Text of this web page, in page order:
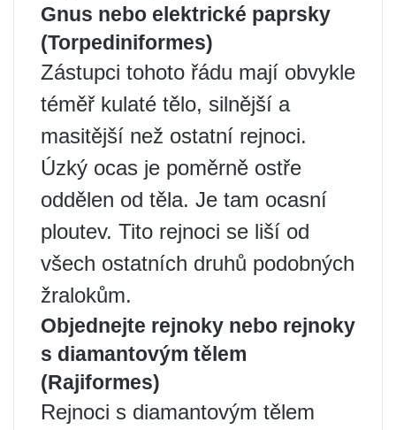
Gnus nebo elektrické paprsky
(Torpediniformes)
Zástupci tohoto řádu mají obvykle
téměř kulaté tělo, silnější a
masitější než ostatní rejnoci.
Úzký ocas je poměrně ostře
oddělen od těla. Je tam ocasní
ploutev. Tito rejnoci se liší od
všech ostatních druhů podobných
žralokům.
Objednejte rejnoky nebo rejnoky
s diamantovým tělem
(Rajiformes)
Rejnoci s diamantovým tělem